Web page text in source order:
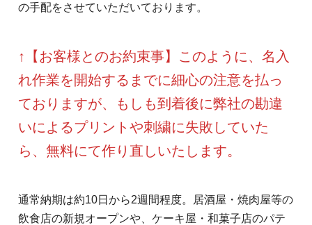
の手配をさせていただいております。
↑【お客様とのお約束事】このように、名入
れ作業を開始するまでに細心の注意を払っ
ておりますが、もしも到着後に弊社の勘違
いによるプリントや刺繍に失敗していた
ら、無料にて作り直しいたします。
通常納期は約10日から2週間程度。居酒屋・焼肉屋等の
飲食店の新規オープンや、ケーキ屋・和菓子店のパテ